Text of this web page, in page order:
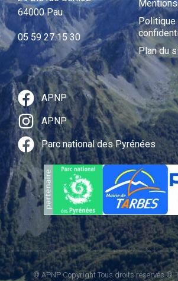
64000 Pau
05 59 27 15 30
Politique
Plan du
APNP
APNP
Parc national des Pyrénées
© APNP Copyright Tous droits réservés ©